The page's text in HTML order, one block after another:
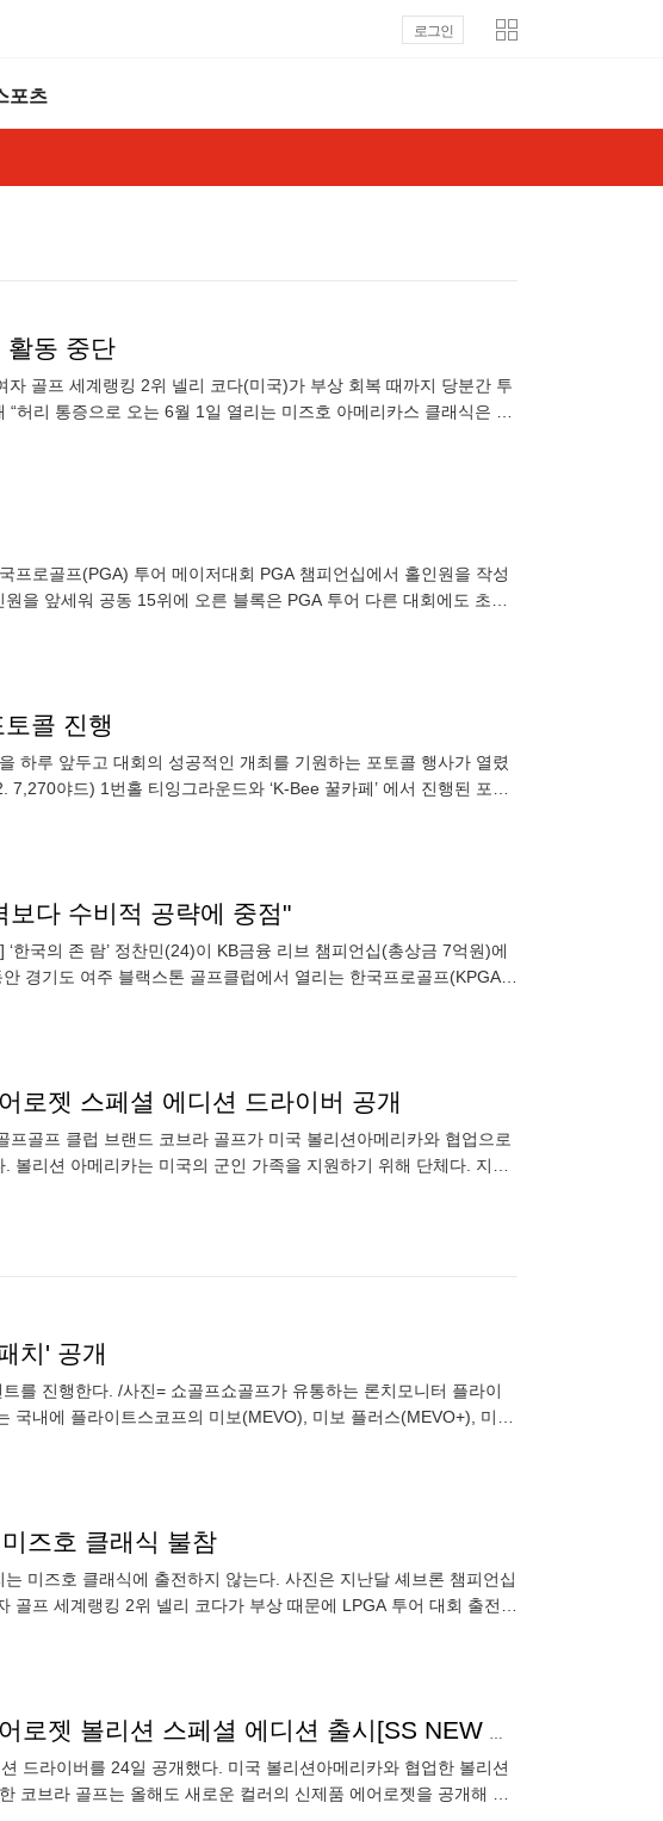
로그인
포츠
활동 중단
골프 세계랭킹 2위 넬리 코다(미국)가 부상 회복 때까지 당분간 투
리 통증으로 오는 6월 1일 열리는 미즈호 아메리카스 클래식은 출
프로골프(PGA) 투어 메이저대회 PGA 챔피언십에서 홀인원을 작성
을 앞세워 공동 15위에 오른 블록은 PGA 투어 다른 대회에도 초청
콜 진행
하루 앞두고 대회의 성공적인 개최를 기원하는 포토콜 행사가 열렸
야드) 1번홀 티잉그라운드와 ‘K-Bee 꿀카페’ 에서 진행된 포토
다 수비적 공략에 중점"
국의 존 람’ 정찬민(24)이 KB금융 리브 챔피언십(총상금 7억원)에
경기도 여주 블랙스톤 골프클럽에서 열리는 한국프로골프(KPGA)
로젯 스페셜 에디션 드라이버 공개
골프 클럽 브랜드 코브라 골프가 미국 볼리션아메리카와 협업으로
리션 아메리카는 미국의 군인 가족을 지원하기 위해 단체다. 지난
치' 공개
를 진행한다. /사진= 쇼골프쇼골프가 유통하는 론치모니터 플라이
내에 플라이트스코프의 미보(MEVO), 미보 플러스(MEVO+), 미보
즈호 클래식 불참
미즈호 클래식에 출전하지 않는다. 사진은 지난달 셰브론 챔피언십
프 세계랭킹 2위 넬리 코다가 부상 때문에 LPGA 투어 대회 출전을
손만 대면 유니크함 코브라골프 이번엔 에어로젯 볼리션 스페셜 에디션 출시[SS NEW ARRIVAL]
드라이버를 24일 공개했다. 미국 볼리션아메리카와 협업한 볼리션
코브라 골프는 올해도 새로운 컬러의 신제품 에어로젯을 공개해 시